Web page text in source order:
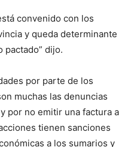
convenido con los
y queda determinante
pactado” dijo.
por parte de los
muchas las denuncias
por no emitir una factura a
tienen sanciones
a los sumarios y